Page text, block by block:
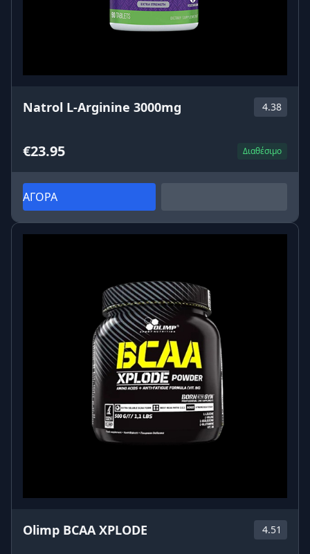
Natrol L-Arginine 3000mg 4.38
€23.95 Διαθέσιμο
ΑΓΟΡΑ
Olimp BCAA XPLODE 4.51